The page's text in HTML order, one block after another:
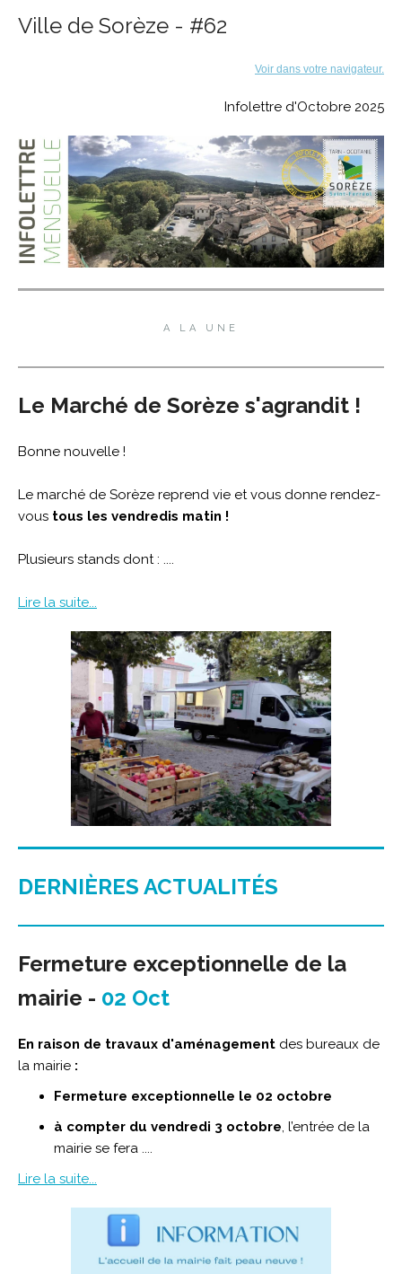
Ville de Sorèze - #62
Voir dans votre navigateur.
Infolettre d'Octobre 2025
A LA UNE
Le Marché de Sorèze s'agrandit !
Bonne nouvelle !
Le marché de Sorèze reprend vie et vous donne rendez-
vous tous les vendredis matin !
Plusieurs stands dont : ....
Lire la suite...
DERNIÈRES ACTUALITÉS
Fermeture exceptionnelle de la
mairie - 02 Oct
En raison de travaux d'aménagement des bureaux de
la mairie :
Fermeture exceptionnelle le 02 octobre
à compter du vendredi 3 octobre, l’entrée de la
mairie se fera ....
Lire la suite...